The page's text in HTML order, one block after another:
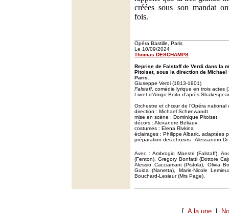
créées sous son mandat
fois.
Opéra Bastille, Paris
Le 10/09/2024
Thomas DESCHAMPS
Reprise de Falstaff de Verdi dans la
Pitoiset, sous la direction de Michael
Paris.
Giuseppe Verdi (1813-1901)
Falstaff, comédie lyrique en trois actes
Livret d’Arrigo Boito d’après
Orchestre et chœur de l’Opéra national
direction : Michael Schønwandt
mise en scène : Dominique Pitoiset
décors : Alexandre Beliaev
costumes : Elena Rivkina
éclairages : Philippe Albaric, adaptées
préparation des chœurs : Alessandro Di
Avec : Ambrogio Maestri (Falstaff),
(Fenton), Gregory Bonfatti (Dottore
Alessio Cacciamani (Pistola), Olivia
Guida (Nanetta), Marie-Nicole
Bouchard-Lesieur (Mrs Page).
[ A la une|